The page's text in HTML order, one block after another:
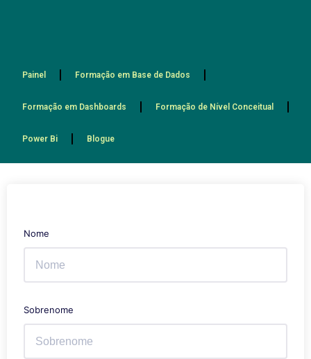
Painel Formação em Base de Dados
Formação em Dashboards Formação de Nível Conceitual
Power Bi Blogue
Nome
Sobrenome